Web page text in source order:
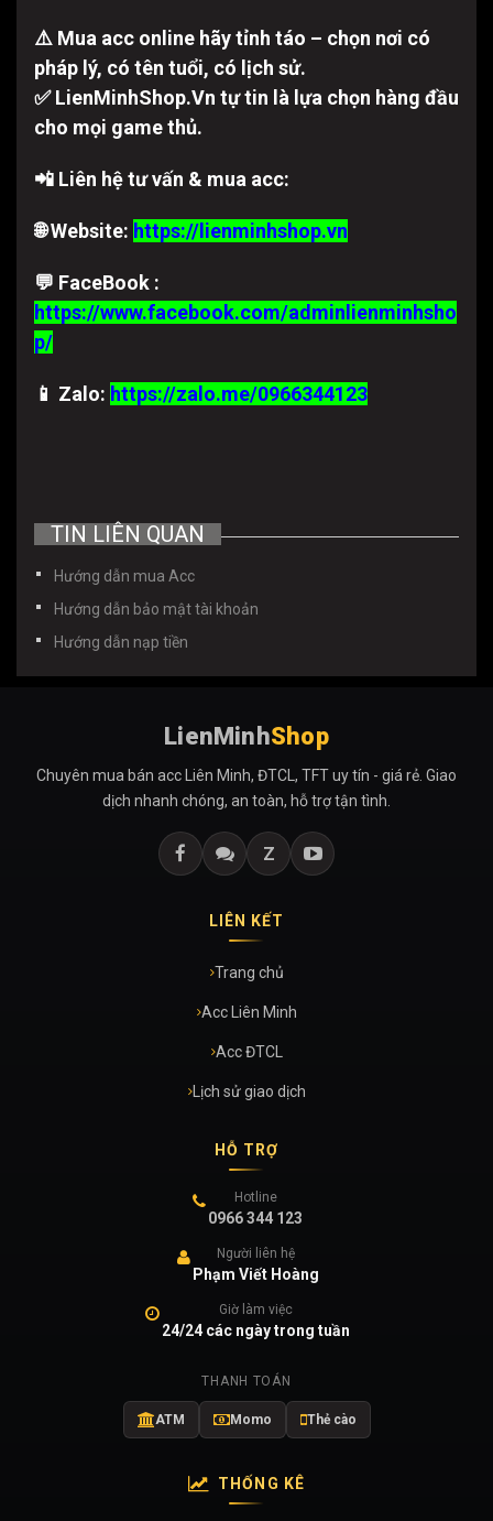
⚠️ Mua acc online hãy tỉnh táo – chọn nơi có
pháp lý, có tên tuổi, có lịch sử.
✅ LienMinhShop.Vn tự tin là lựa chọn hàng đầu
cho mọi game thủ.
📲 Liên hệ tư vấn & mua acc:
🌐 Website: https://lienminhshop.vn
💬 FaceBook :
https://www.facebook.com/adminlienminhsho
p/
📱 Zalo: https://zalo.me/0966344123
TIN LIÊN QUAN
Hướng dẫn mua Acc
Hướng dẫn bảo mật tài khoản
Hướng dẫn nạp tiền
LienMinhShop
Chuyên mua bán acc Liên Minh, ĐTCL, TFT uy tín - giá rẻ. Giao
dịch nhanh chóng, an toàn, hỗ trợ tận tình.
Z
LIÊN KẾT
Trang chủ
Acc Liên Minh
Acc ĐTCL
Lịch sử giao dịch
HỖ TRỢ
Hotline
0966 344 123
Người liên hệ
Phạm Viết Hoàng
Giờ làm việc
24/24 các ngày trong tuần
THANH TOÁN
ATM Momo Thẻ cào
THỐNG KÊ